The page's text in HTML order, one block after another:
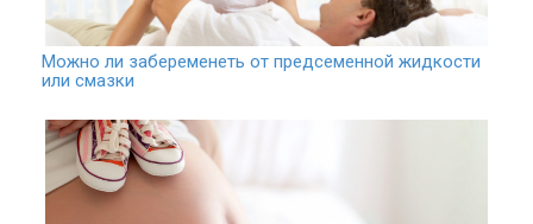
Можно ли забеременеть от предсеменной жидкости
или смазки